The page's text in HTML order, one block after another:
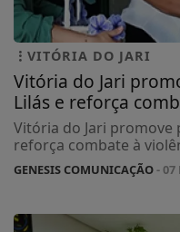
VITÓRIA DO JARI
Vitória do Jari
Lilás e reforça
Vitória do Jari promove
reforça combate à
GENESIS COMUNICAÇÃO- 07